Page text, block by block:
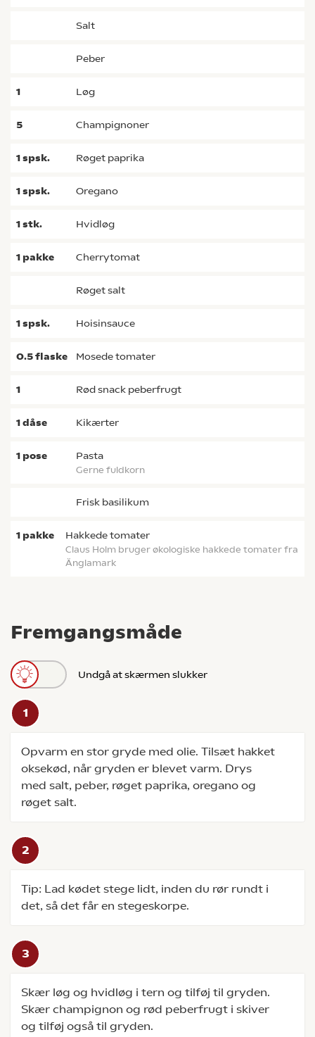
Fremgangsmåde
Undgå at skærmen slukker
Opvarm en stor gryde med olie. Tilsæt hakket
oksekød, når gryden er blevet varm. Drys
med salt, peber, røget paprika, oregano og
røget salt.
Tip: Lad kødet stege lidt, inden du rør rundt i
det, så det får en stegeskorpe.
Skær løg og hvidløg i tern og tilføj til gryden.
Skær champignon og rød peberfrugt i skiver
og tilføj også til gryden.
salt
peber
1 løg
5 champignoner
1spsk. røget paprika
1spsk. oregano
1stk. hvidløg
1 pakke cherrytomat
røget salt
1spsk. hoisinsauce
0.5flaske mosede tomater
1 rød snack peberfrugt
1dåse kikærter
1 pose pasta
Gerne fuldkorn
frisk basilikum
1 pakke hakkede tomater
Claus Holm bruger økologiske hakkede tomater fra
Änglamark